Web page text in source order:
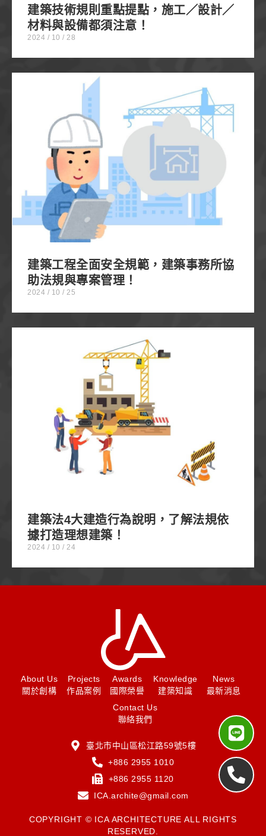
建築技術規則重點提點，施工／設計／
材料與設備都須注意！
2024 / 10 / 28
建築工程全面安全規範，建築事務所協助法規與專案
管理！
建築工程全面安全規範，建築事務所協
助法規與專案管理！
2024 / 10 / 25
建築法4大建造行為說明，了解法規依據打造理想建
築！
建築法4大建造行為說明，了解法規依
據打造理想建築！
2024 / 10 / 24
About Us
關於創構
Projects
作品案例
Awards
國際榮譽
Knowledge
建築知識
News
最新消息
Contact Us
聯絡我們
臺北市中山區松江路59號5樓
+886 2955 1010
+886 2955 1120
ICA.archite@gmail.com
COPYRIGHT © ICA ARCHITECTURE ALL RIGHTS
RESERVED.